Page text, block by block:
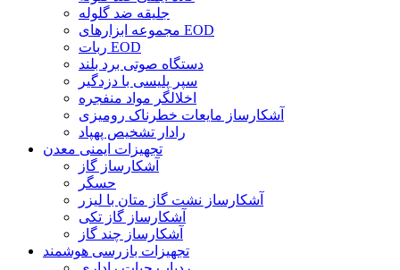
جلیقه ضد گلوله
مجموعه ابزارهای EOD
ربات EOD
دستگاه صوتی برد بلند
سپر پلیسی با دزدگیر
اخلالگر مواد منفجره
آشکارساز مایعات خطرناک رومیزی
رادار تشخیص پهپاد
تجهیزات ایمنی معدن
آشکارساز گاز
حسگر
آشکارساز نشت گاز متان با لیزر
آشکارساز گاز تکی
آشکارساز چند گاز
تجهیزات بازرسی هوشمند